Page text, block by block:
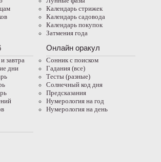
Календарь стрижек
Календарь садовода
Календарь покупок
Затмения года
завтра
дни
Онлайн оракул
Cонник с поиском
Гадания (все)
Тесты (разные)
Солнечный код дня
Предсказания
Нумерология на год
Нумерология на день